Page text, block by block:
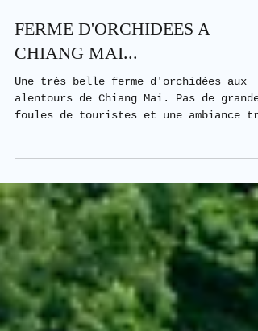
FERME D'ORCHIDEES A
CHIANG MAI...
Une très belle ferme d'orchidées aux
alentours de Chiang Mai. Pas de grandes
foules de touristes et une ambiance